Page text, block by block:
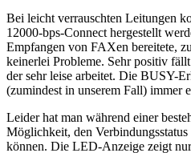
Bei leicht verrauschten Leitungen
12000-bps-Connect hergestellt
Empfangen von FAXen bereitete,
keinerlei Probleme. Sehr positiv
der sehr leise arbeitet. Die BUSY-
(zumindest in unserem Fall) immer
Leider hat man während einer
Möglichkeit, den
können. Die LED-Anzeige zeigt